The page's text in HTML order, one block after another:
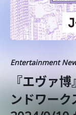
Entertainment
『エヴァ博
ンドワーク